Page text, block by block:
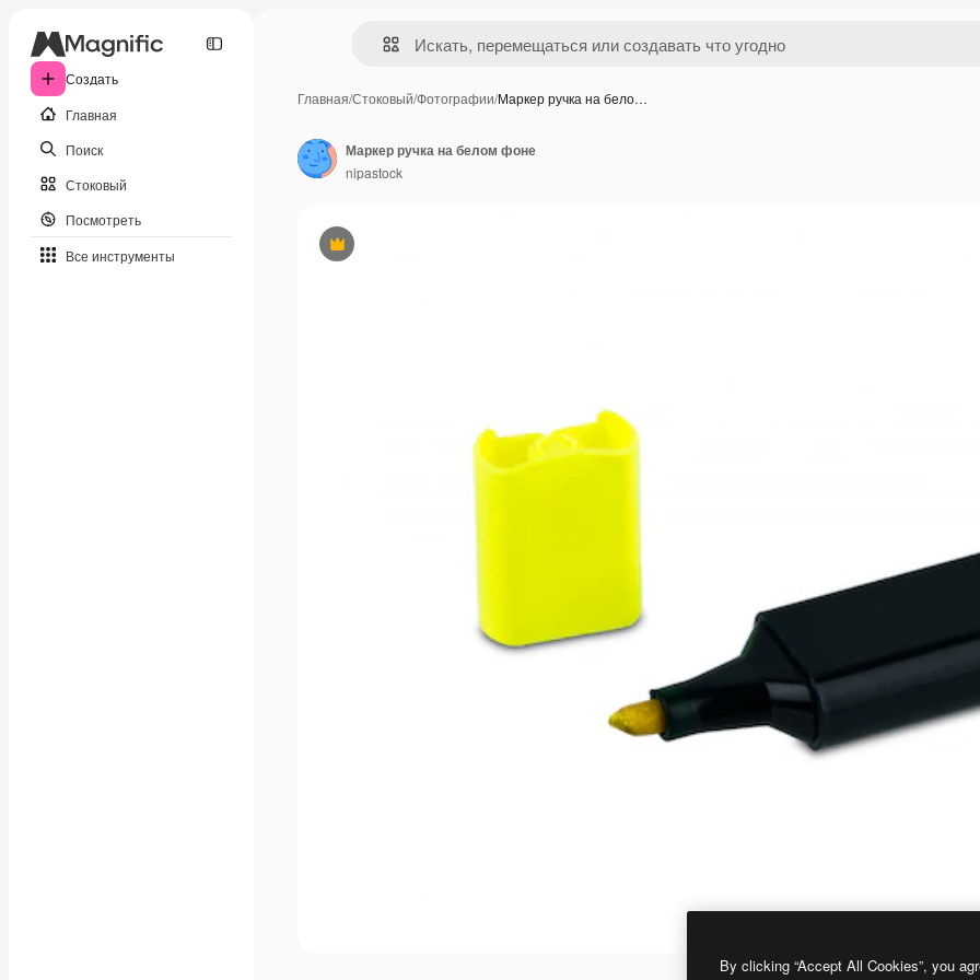
Создать
Главная
Поиск
Стоковый
Посмотреть
Все инструменты
Главная/Стоковый/Фотографии/Маркер ручка на бело…
Премиум
Маркер ручка на белом фоне
nipastock
By clicking “Accept All Cookies”, you